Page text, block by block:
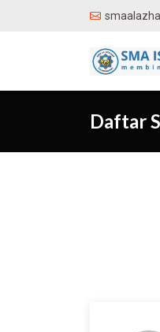
Daftar